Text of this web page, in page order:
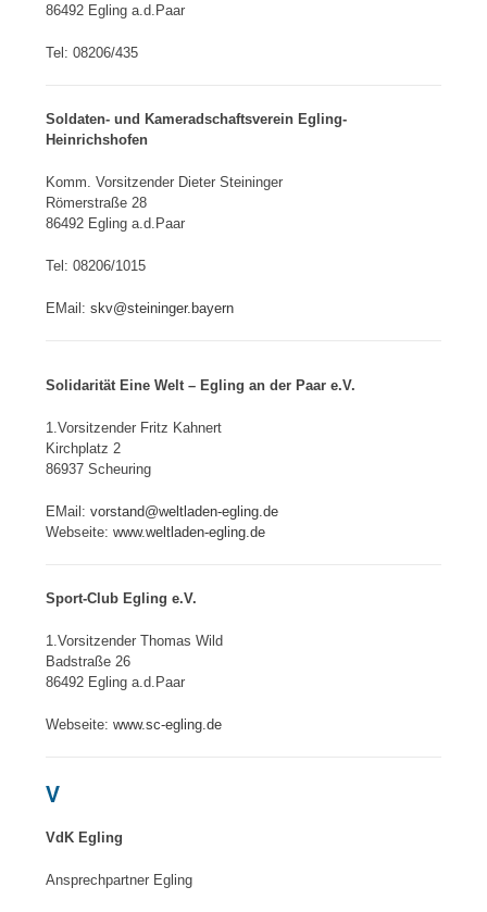
86492 Egling a.d.Paar
Tel: 08206/435
Soldaten- und Kameradschaftsverein Egling-
Heinrichshofen
Komm. Vorsitzender Dieter Steininger
Römerstraße 28
86492 Egling a.d.Paar
Tel: 08206/1015
EMail:skv@steininger.bayern
Solidarität Eine Welt – Egling an der Paar e.V.
1.Vorsitzender Fritz Kahnert
Kirchplatz 2
86937 Scheuring
EMail:vorstand@weltladen-egling.de
Webseite:www.weltladen-egling.de
Sport-Club Egling e.V.
1.Vorsitzender Thomas Wild
Badstraße 26
86492 Egling a.d.Paar
Webseite:www.sc-egling.de
V
VdK Egling
Ansprechpartner Egling